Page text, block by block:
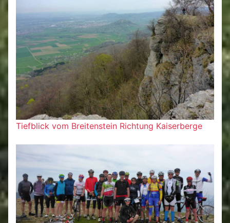
Tiefblick vom Breitenstein Richtung Kaiserberge